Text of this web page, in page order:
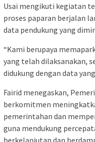
Usai mengikuti kegiatan
proses paparan berjalan
data pendukung yang
“Kami berupaya
yang telah dilaksanakan,
didukung dengan data
Fairid menegaskan,
berkomitmen
pemerintahan dan
guna mendukung
berkelanjutan dan